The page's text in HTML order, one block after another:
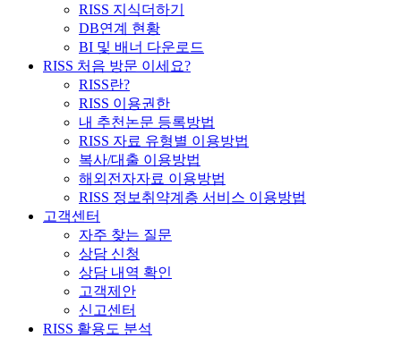
RISS 지식더하기
DB연계 현황
BI 및 배너 다운로드
RISS 처음 방문 이세요?
RISS란?
RISS 이용권한
내 추천논문 등록방법
RISS 자료 유형별 이용방법
복사/대출 이용방법
해외전자자료 이용방법
RISS 정보취약계층 서비스 이용방법
고객센터
자주 찾는 질문
상담 신청
상담 내역 확인
고객제안
신고센터
RISS 활용도 분석